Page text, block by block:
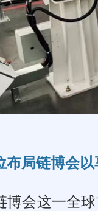
布局链博会
博会这一全